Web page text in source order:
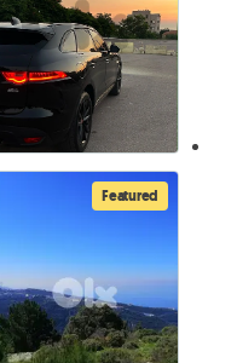
Featured